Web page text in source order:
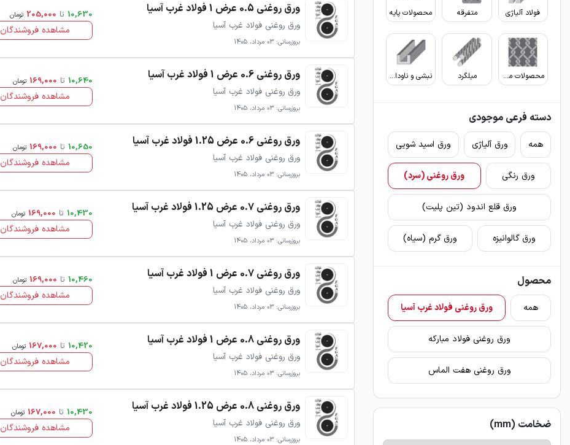
فولاد آلیاژی متفرقه محصولات پایه
محصولات مفتولی میلگرد نبشی و ناودانی
دسته فرعی موجودی
همه ورق آلیاژی ورق اسید شویی
ورق رنگی ورق روغنی (سرد)
ورق قلع اندود (تین پلیت)
ورق گالوانیزه ورق گرم (سیاه)
محصول
همه ورق روغنی فولاد غرب آسیا
ورق روغنی فولاد مبارکه
ورق روغنی هفت الماس
ضخامت (mm)
ورق روغنی 0.5 عرض 1 فولاد غرب آسیا
ورق روغنی فولاد غرب آسیا
بروزرسانی: 03 مرداد، 1405
10,630 تا 205,000 تومان
مشاهده فروشندگان
ورق روغنی 0.6 عرض 1 فولاد غرب آسیا
ورق روغنی فولاد غرب آسیا
بروزرسانی: 03 مرداد، 1405
10,640 تا 169,000 تومان
مشاهده فروشندگان
ورق روغنی 0.6 عرض 1.25 فولاد غرب آسیا
ورق روغنی فولاد غرب آسیا
بروزرسانی: 03 مرداد، 1405
10,650 تا 169,000 تومان
مشاهده فروشندگان
ورق روغنی 0.7 عرض 1.25 فولاد غرب آسیا
ورق روغنی فولاد غرب آسیا
بروزرسانی: 03 مرداد، 1405
10,430 تا 169,000 تومان
مشاهده فروشندگان
ورق روغنی 0.7 عرض 1 فولاد غرب آسیا
ورق روغنی فولاد غرب آسیا
بروزرسانی: 03 مرداد، 1405
10,460 تا 169,000 تومان
مشاهده فروشندگان
ورق روغنی 0.8 عرض 1 فولاد غرب آسیا
ورق روغنی فولاد غرب آسیا
بروزرسانی: 03 مرداد، 1405
10,420 تا 167,000 تومان
مشاهده فروشندگان
ورق روغنی 0.8 عرض 1.25 فولاد غرب آسیا
ورق روغنی فولاد غرب آسیا
بروزرسانی: 03 مرداد، 1405
10,430 تا 167,000 تومان
مشاهده فروشندگان